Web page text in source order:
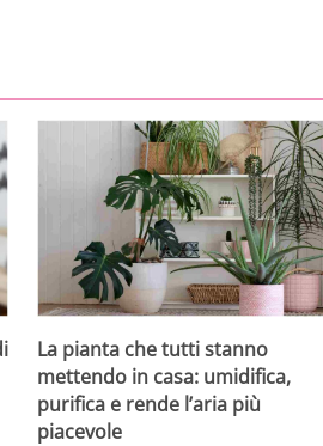
La pianta che tutti stanno
mettendo in casa: umidifica,
purifica e rende l’aria più
piacevole